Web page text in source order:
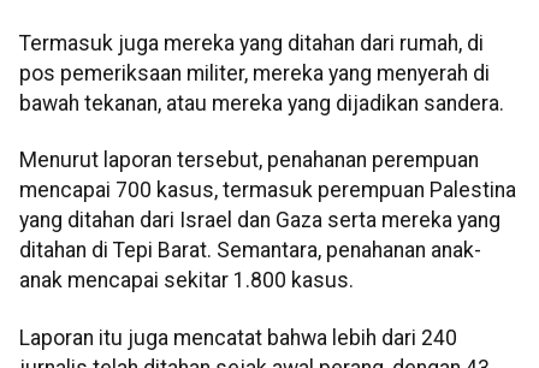
Termasuk juga mereka yang ditahan dari rumah, di
pos pemeriksaan militer, mereka yang menyerah di
bawah tekanan, atau mereka yang dijadikan sandera.
Menurut laporan tersebut, penahanan perempuan
mencapai 700 kasus, termasuk perempuan Palestina
yang ditahan dari Israel dan Gaza serta mereka yang
ditahan di Tepi Barat. Semantara, penahanan anak-
anak mencapai sekitar 1.800 kasus.
Laporan itu juga mencatat bahwa lebih dari 240